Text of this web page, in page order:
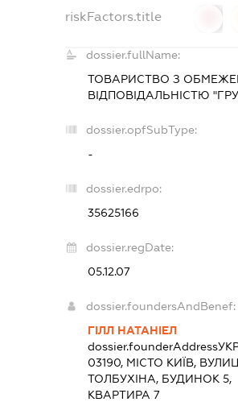
riskFactors.title
dossier.fullName:
ТОВАРИСТВО З
ВІДПОВІДАЛЬНІСТЮ
dossier.opfSubType:
-
dossier.edrpo:
35625166
dossier.regDate:
05.12.07
dossier.foundersAndBenef:
ГІЛЛ НАТАНІЕЛ
dossier.founderAddress
03190, МІСТО КИЇВ,
ТОЛБУХІНА, БУДИНОК 5,
КВАРТИРА 7